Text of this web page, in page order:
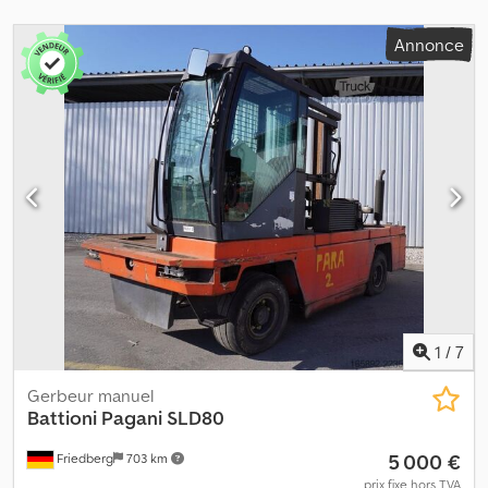
Annonce
1 / 7
Friedberg 703 km
Gerbeur manuel
Battioni Pagani SLD80
5 000 €
prix fixe hors TVA